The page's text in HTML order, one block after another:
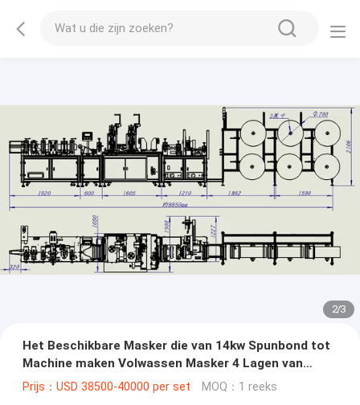
2/3
Het Beschikbare Masker die van 14kw Spunbond tot
Machine maken Volwassen Masker 4 Lagen van
0.7Mpa
Prijs：USD 38500-40000 per set MOQ：1 reeks